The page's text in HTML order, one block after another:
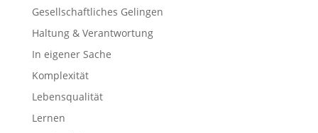
Gesellschaftliches Gelingen
Haltung & Verantwortung
In eigener Sache
Komplexität
Lebensqualität
Lernen